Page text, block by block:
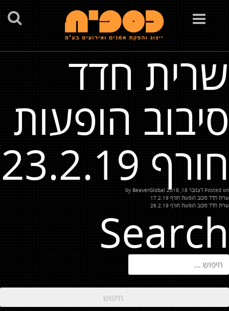
Toggle
navigation
שרית חדד
סיבוב הופעות
חורף 23.2.19
Posted on דצמבר 18, 2018 BeaverGlobal
ניווט
שרית חדד סיבוב הופעות חורף 17.2.19
שרית חדד סיבוב הופעות חורף 26.2.19
Search
חיפוש: